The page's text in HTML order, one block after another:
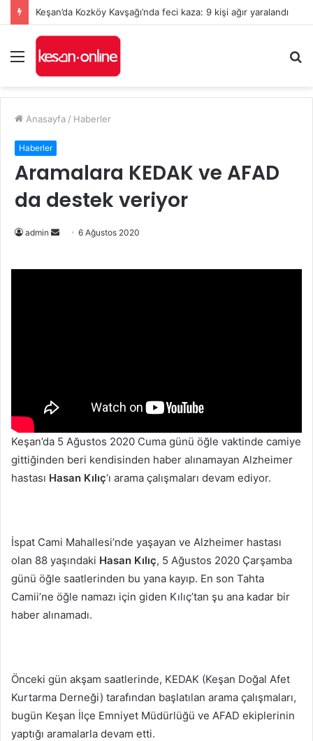
Keşan’da Kozköy Kavşağı’nda feci kaza: 9 kişi ağır yaralandı
Menü
...
Anasayfa / Haberler
Haberler
Aramalara KEDAK ve AFAD
da destek veriyor
admin
Bir
6 Ağustos 2020
Keşan’da 5 Ağustos 2020 Cuma günü öğle vaktinde camiye
gittiğinden beri kendisinden haber alınamayan Alzheimer
hastası Hasan Kılıç‘ı arama çalışmaları devam ediyor.
İspat Cami Mahallesi’nde yaşayan ve Alzheimer hastası
olan 88 yaşındaki Hasan Kılıç, 5 Ağustos 2020 Çarşamba
günü öğle saatlerinden bu yana kayıp. En son Tahta
Camii’ne öğle namazı için giden Kılıç’tan şu ana kadar bir
haber alınamadı.
Önceki gün akşam saatlerinde, KEDAK (Keşan Doğal Afet
Kurtarma Derneği) tarafından başlatılan arama çalışmaları,
bugün Keşan İlçe Emniyet Müdürlüğü ve AFAD ekiplerinin
yaptığı aramalarla devam etti.